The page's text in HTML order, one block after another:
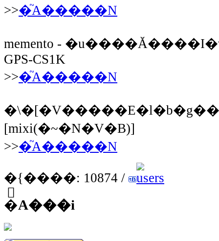
>>�֘A�����N
memento -
GPS-CS1K
>>�֘A�����N
[mixi(�~�N�V�B)]
>>�֘A�����N
�{����: 10874 /
�֘A���i